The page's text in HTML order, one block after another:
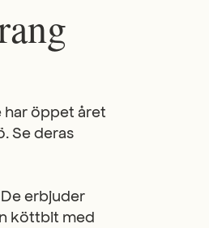
har öppet året
Se deras
erbjuder
köttbit med